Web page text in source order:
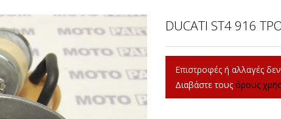
DUCATI ST4 916
Επιστροφές ή αλλαγές δεν
Διαβάστε τους όρους